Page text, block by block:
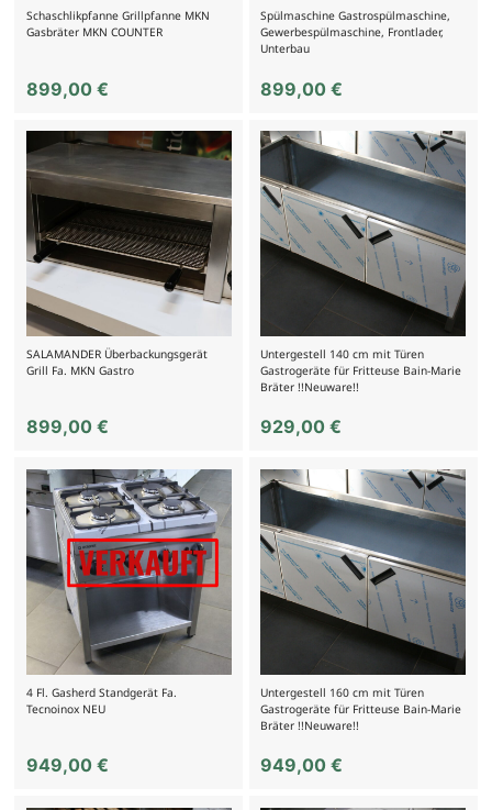
Schaschlikpfanne Grillpfanne MKN
Gasbräter MKN COUNTER
899,00 €
Spülmaschine Gastrospülmaschine,
Gewerbespülmaschine, Frontlader,
Unterbau
899,00€
SALAMANDER Überbackungsgerät
Grill Fa. MKN Gastro
899,00 €
Untergestell 140 cm mit Türen
Gastrogeräte für Fritteuse Bain-Marie
Bräter !!Neuware!!
929,00€
4 Fl. Gasherd Standgerät Fa.
Tecnoinox NEU
949,00 €
Untergestell 160 cm mit Türen
Gastrogeräte für Fritteuse Bain-Marie
Bräter !!Neuware!!
949,00€